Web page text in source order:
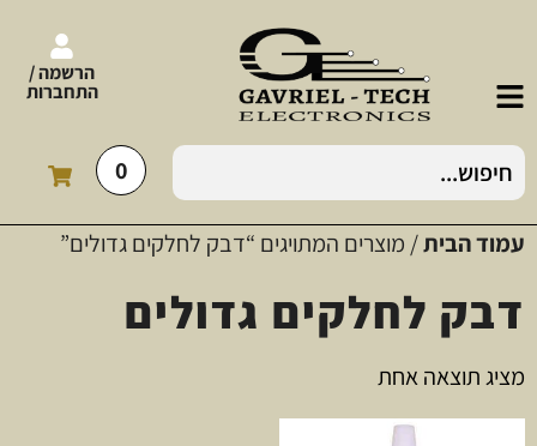
הרשמה /
התחברות
0
עמוד הבית/ מוצרים המתויגים “דבק לחלקים גדולים”
דבק לחלקים גדולים
מציג תוצאה אחת